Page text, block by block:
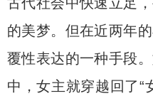
的美梦。但在近两年
覆性表达的一种手段
中，女主就穿越回了“